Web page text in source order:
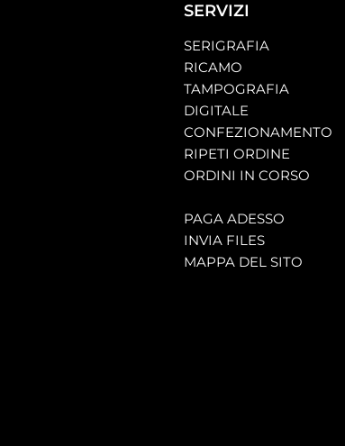
SERVIZI
SERIGRAFIA
RICAMO
TAMPOGRAFIA
DIGITALE
CONFEZIONAMENTO
RIPETI ORDINE
ORDINI IN CORSO
PAGA ADESSO
INVIA FILES
MAPPA DEL SITO